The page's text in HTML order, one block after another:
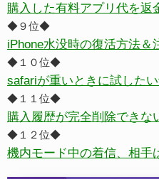
購入した有料アプリ代を返
◆９位◆
iPhone水没時の復活方法＆
◆１０位◆
safariが重いときに試した
◆１１位◆
購入履歴が完全削除できな
◆１２位◆
機内モード中の着信、相手